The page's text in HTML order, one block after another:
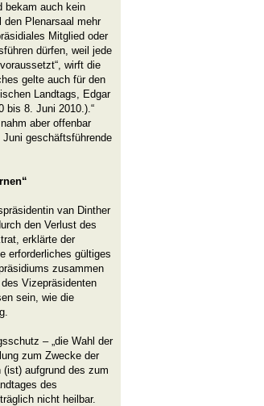
bekam auch kein
den Plenarsaal mehr
Mitglied oder
dürfen, weil jede
wirft die
gelte auch für den
Landtags, Edgar
bis 8. Juni 2010.).“
aber offenbar
geschäftsführende
van Dinther
den Verlust des
erklärte der
erforderliches gültiges
zusammen
Vizepräsidenten
sein, wie die
– „die Wahl der
zum Zwecke der
aufgrund des zum
des
nicht heilbar.